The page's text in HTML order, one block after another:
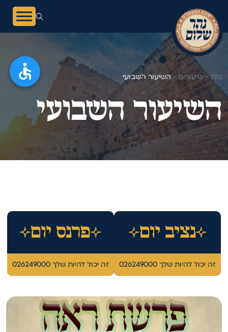
בית -שיעורים -השיעור השבועי
השיעור השבועי
פרנס יום
זה יכול להיות שלך 026249000
נציב יום
זה יכול להיות שלך 026249000